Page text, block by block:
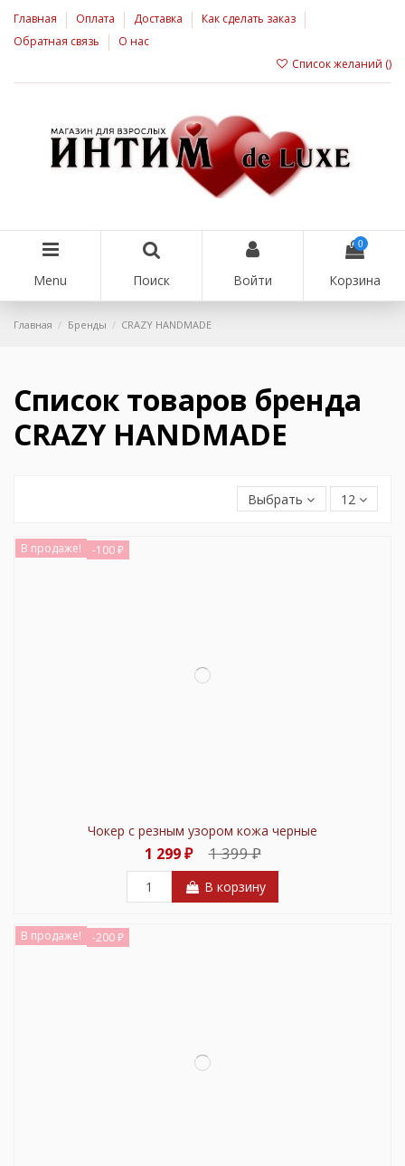
Главная Оплата Доставка
Как сделать заказ
Обратная связь
О нас
Список желаний ()
Menu Поиск Войти
0
Корзина
Главная Бренды CRAZY HANDMADE
Список товаров бренда
CRAZY HANDMADE
Выбрать 12
В продаже! -100 ₽
Чокер с резным узором кожа черные
1 299 ₽ 1 399 ₽
В корзину
В продаже! -200 ₽